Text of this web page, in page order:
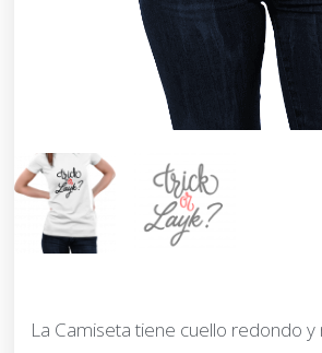
La Camiseta tiene cuello redondo y